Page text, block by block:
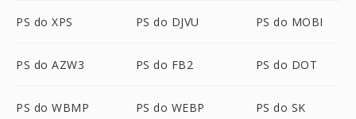
PS do XPS PS do DJVU PS do MOBI
PS do AZW3 PS do FB2 PS do DOT
PS do WBMP PS do WEBP PS do SK